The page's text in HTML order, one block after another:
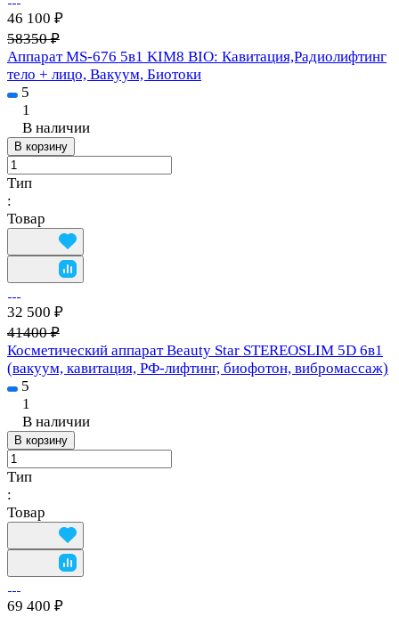
46 100 ₽
58350 ₽
Аппарат MS-676 5в1 KIM8 BIO: Кавитация,Радиолифтинг
тело + лицо, Вакуум, Биотоки
5
1
В наличии
В корзину
Тип
:
Товар
32 500 ₽
41400 ₽
Косметический аппарат Beauty Star STEREOSLIM 5D 6в1
(вакуум, кавитация, РФ-лифтинг, биофотон, вибромассаж)
5
1
В наличии
В корзину
Тип
:
Товар
69 400 ₽